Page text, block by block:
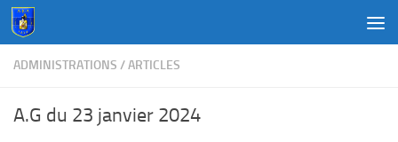
Au dessous du contenu
ADMINISTRATIONS /ARTICLES
A.G du 23 janvier 2024